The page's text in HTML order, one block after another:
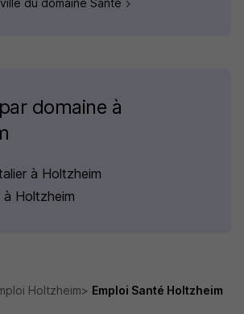
du domaine Santé
domaine à
à Holtzheim
à Holtzheim
Holtzheim Emploi Santé Holtzheim